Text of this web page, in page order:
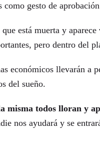
como gesto de
que está muerta y
pero dentro del
económicos llevarán a
del sueño.
misma todos lloran y
nos ayudará y se